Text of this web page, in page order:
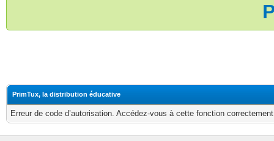
PrimTux, la distribution éducative
Erreur de code d’autorisation. Accédez-vous à cette fonction